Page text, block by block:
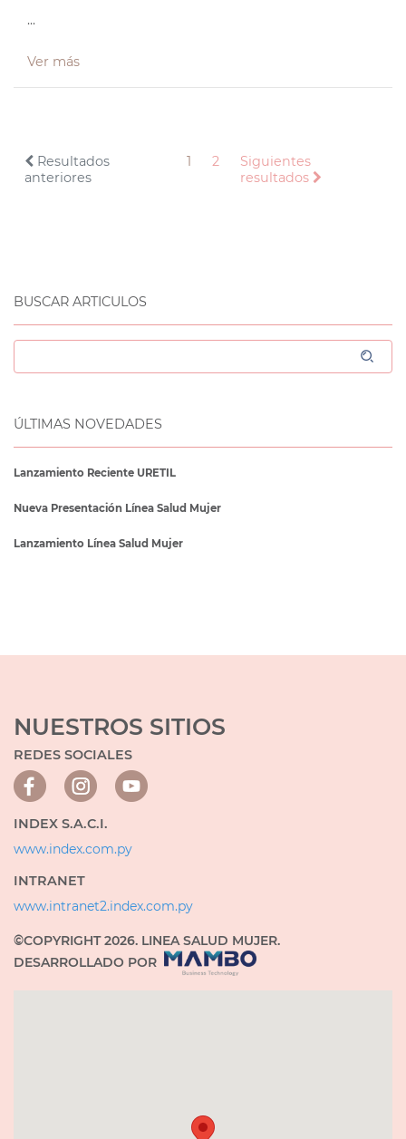
...
Ver más
Resultados
anteriores
1 2
Siguientes
resultados
BUSCAR ARTICULOS
ÚLTIMAS NOVEDADES
Lanzamiento Reciente URETIL
Nueva Presentación Línea Salud Mujer
Lanzamiento Línea Salud Mujer
NUESTROS SITIOS
REDES SOCIALES
INDEX S.A.C.I.
www.index.com.py
INTRANET
www.intranet2.index.com.py
©COPYRIGHT 2026. LINEA SALUD MUJER.
DESARROLLADO POR